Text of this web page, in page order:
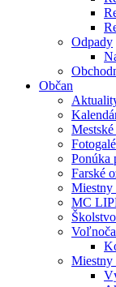
Odpady
Občan
Ponúka
Farské
Miestny
MC
Miestny